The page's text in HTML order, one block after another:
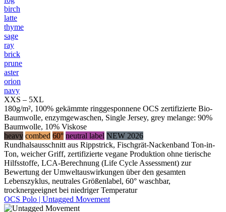
birch
latte
thyme
sage
ray
brick
prune
aster
orion
navy
XXS – 5XL
180g/m², 100% gekämmte ringgesponnene OCS zertifizierte Bio-
Baumwolle, enzymgewaschen, Single Jersey, grey melange: 90%
Baumwolle, 10% Viskose
heavy combed 60° neutral label NEW 2026
Rundhalsausschnitt aus Rippstrick, Fischgrät-Nackenband Ton-in-
Ton, weicher Griff, zertifizierte vegane Produktion ohne tierische
Hilfsstoffe, LCA-Berechnung (Life Cycle Assessment) zur
Bewertung der Umweltauswirkungen über den gesamten
Lebenszyklus, neutrales Größenlabel, 60° waschbar,
trocknergeeignet bei niedriger Temperatur
OCS Polo | Untagged Movement